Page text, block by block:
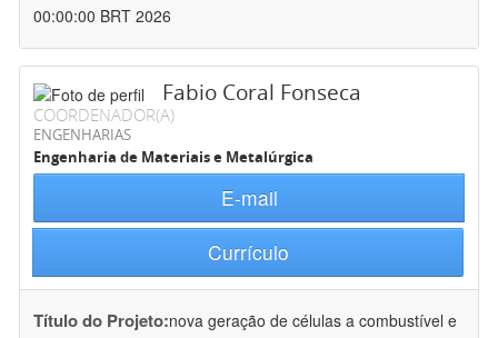
00:00:00 BRT 2026
Fabio Coral Fonseca
COORDENADOR(A)
ENGENHARIAS
Engenharia de Materiais e Metalúrgica
E-mail
Currículo
Título do Projeto:nova geração de células a combustível e